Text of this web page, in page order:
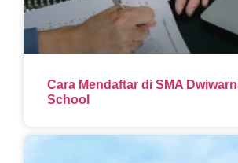
Cara Mendaftar di SMA
School